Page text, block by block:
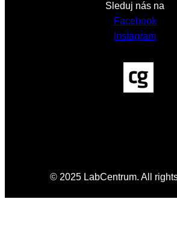
Sleduj nás na
Facebook
Instagram
© 2025 LabCentrum. All